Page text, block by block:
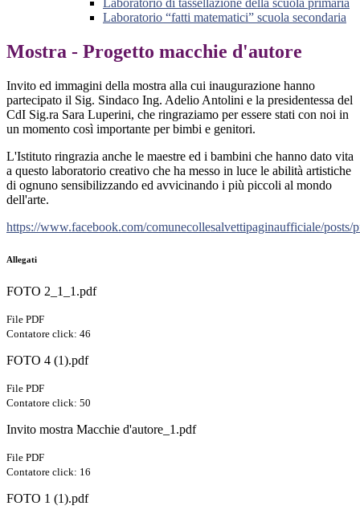
Laboratorio di tassellazione della scuola primaria
Laboratorio “fatti matematici” scuola secondaria
Mostra - Progetto macchie d'autore
Invito ed immagini della mostra alla cui inaugurazione hanno
partecipato il Sig. Sindaco Ing. Adelio Antolini e la presidentessa del
CdI Sig.ra Sara Luperini, che ringraziamo per essere stati con noi in
un momento così importante per bimbi e genitori.
L'Istituto ringrazia anche le maestre ed i bambini che hanno dato vita
a questo laboratorio creativo che ha messo in luce le abilità artistiche
di ognuno sensibilizzando ed avvicinando i più piccoli al mondo
dell'arte.
https://www.facebook.com/comunecollesalvettipaginaufficiale/
Allegati
FOTO 2_1_1.pdf
File PDF
Contatore click: 46
FOTO 4 (1).pdf
File PDF
Contatore click: 50
Invito mostra Macchie d'autore_1.pdf
File PDF
Contatore click: 16
FOTO 1 (1).pdf